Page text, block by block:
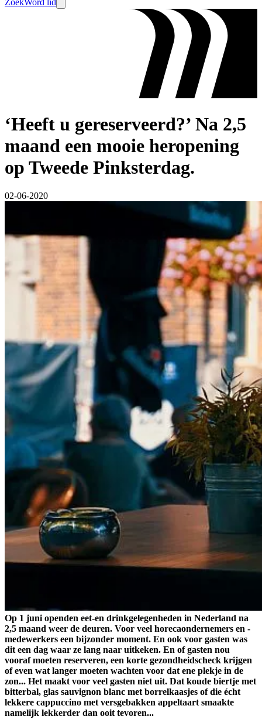
ZoekWord lid
‘Heeft u gereserveerd?’ Na 2,5
maand een mooie heropening
op Tweede Pinksterdag.
02-06-2020
Op 1 juni openden eet-en drinkgelegenheden in Nederland na
2,5 maand weer de deuren. Voor veel horecaondernemers en -
medewerkers een bijzonder moment. En ook voor gasten was
dit een dag waar ze lang naar uitkeken. En of gasten nou
vooraf moeten reserveren, een korte gezondheidscheck krijgen
of even wat langer moeten wachten voor dat ene plekje in de
zon... Het maakt voor veel gasten niet uit. Dat koude biertje met
bitterbal, glas sauvignon blanc met borrelkaasjes of die écht
lekkere cappuccino met versgebakken appeltaart smaakte
namelijk lekkerder dan ooit tevoren...